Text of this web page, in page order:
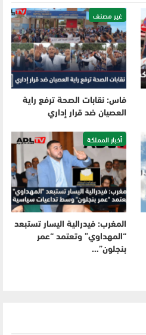
غير مصنف
فاس: نقابات الصحة ترفع راية
العصيان ضد قرار إداري
أخبار المملكة
المغرب: فيدرالية اليسار تستبعد
“المهداوي” وتعتمد “عمر
بنجلون”…